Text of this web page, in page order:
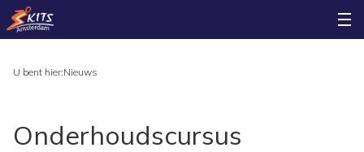
U bent hier:Nieuws
Onderhoudscursus